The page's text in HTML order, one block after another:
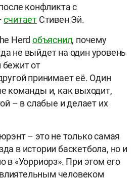
конфликта с
считает Стивен Эй.
Herdобъяснил, почему
не выйдет на один уровень
от
принимает её. Один
команды и, как выходит,
– в слабые и делает их
– это не только самая
в истории баскетбола, но и
в «Уорриорз». При этом его
человеком